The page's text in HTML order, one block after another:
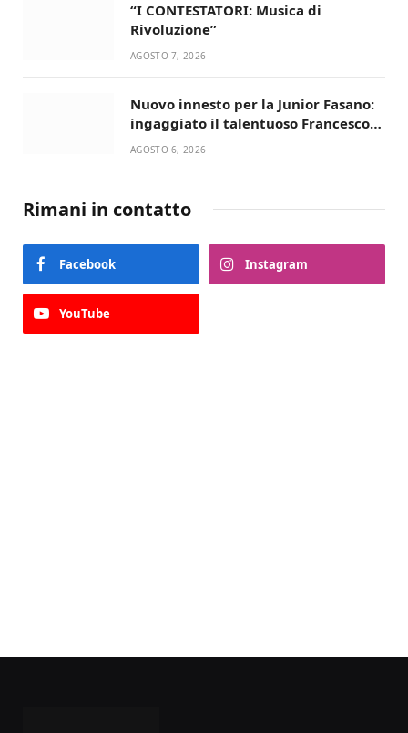
“I CONTESTATORI: Musica di
Rivoluzione”
AGOSTO 7, 2026
Nuovo innesto per la Junior Fasano:
ingaggiato il talentuoso Francesco
Lupo Timini
AGOSTO 6, 2026
Rimani in contatto
Facebook Instagram
YouTube